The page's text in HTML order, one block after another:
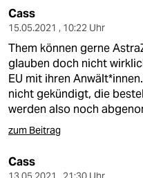
Cass
15.05.2021 , 10:22 Uhr
Them können gerne
glauben doch nicht
EU mit ihren
nicht gekündigt, die
werden also noch
zum Beitrag
Cass